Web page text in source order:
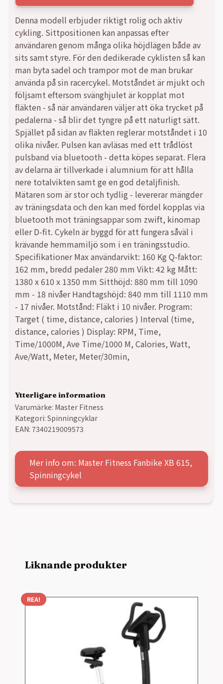
priset
var:
12990,00 kr.
priset
är:
9990,00 kr.
Denna modell erbjuder riktigt rolig och aktiv
cykling. Sittpositionen kan anpassas efter
användaren genom många olika höjdlägen både av
sits samt styre. För den dedikerade cyklisten så kan
man byta sadel och trampor mot de man brukar
använda på sin racercykel. Motståndet är mjukt och
följsamt eftersom svänghjulet är kopplat mot
fläkten - så när användaren väljer att öka trycket på
pedalerna - så blir det tyngre på ett naturligt sätt.
Spjället på sidan av fläkten reglerar motståndet i 10
olika nivåer. Pulsen kan avläsas med ett trådlöst
pulsband via bluetooth - detta köpes separat. Flera
av delarna är tillverkade i alumnium för att hålla
nere totalvikten samt ge en god detaljfinish.
Mätaren som är stor och tydlig - levererar mängder
av träningsdata och den kan med fördel kopplas via
bluetooth mot träningsappar som zwift, kinomap
eller D-fit. Cykeln är byggd för att fungera såväl i
krävande hemmamiljö som i en träningsstudio.
Specifikationer Max användarvikt: 160 Kg Q-faktor:
162 mm, bredd pedaler 280 mm Vikt: 42 kg Mått:
1380 x 610 x 1350 mm Sitthöjd: 880 mm till 1090
mm - 18 nivåer Handtagshöjd: 840 mm till 1110 mm
- 17 nivåer. Motstånd: Fläkt i 10 nivåer. Program:
Target ( time, distance, calories ) Interval (time,
distance, calories ) Display: RPM, Time,
Time/1000M, Ave Time/1000 M, Calories, Watt,
Ave/Watt, Meter, Meter/30min,
Ytterligare information
Varumärke: Master Fitness
Kategori: Spinningcyklar
EAN: 7340219009573
Mer info om: Master Fitness Fanbike XB 615,
Spinningcykel
Liknande produkter
REA!